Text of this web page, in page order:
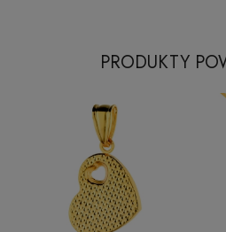
PRODUKTY